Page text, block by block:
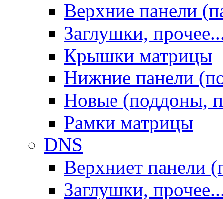
Верхние панели
Заглушки,
Крышки матрицы
Нижние панели
Новые (поддоны,
Рамки матрицы
DNS
Верхниет панели
Заглушки,